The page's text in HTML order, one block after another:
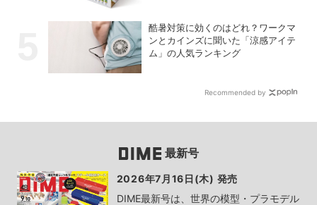
酷暑対策に効くのはどれ？ワークマ
ンとカインズに聞いた「涼感アイテ
ム」の人気ランキング
Recommended by
最新号
2026年7月16日(木) 発売
DIME最新号は、世界の模型・プラモデル